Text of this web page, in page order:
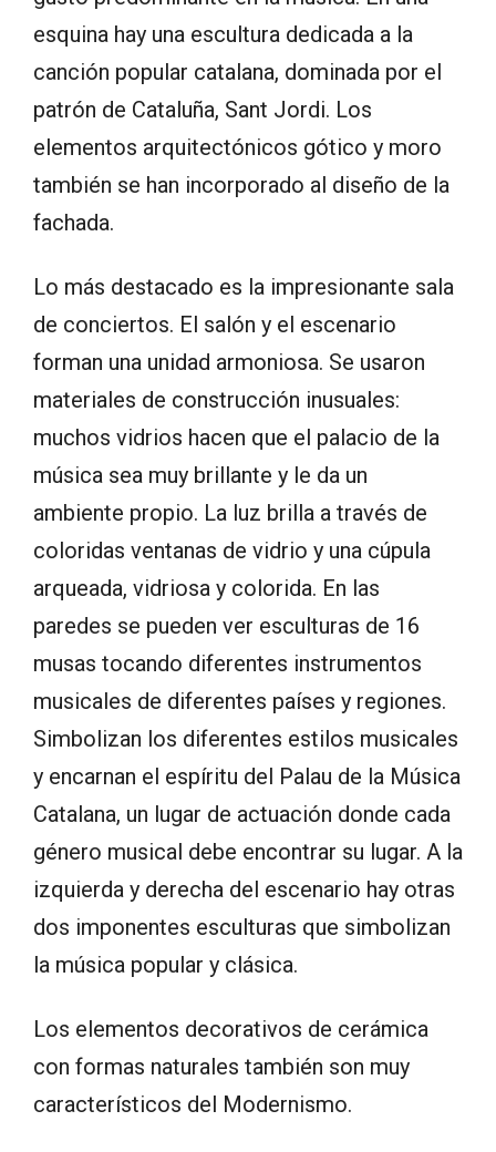
esquina hay una escultura dedicada a la
canción popular catalana, dominada por el
patrón de Cataluña, Sant Jordi. Los
elementos arquitectónicos gótico y moro
también se han incorporado al diseño de la
fachada.
Lo más destacado es la impresionante sala
de conciertos. El salón y el escenario
forman una unidad armoniosa. Se usaron
materiales de construcción inusuales:
muchos vidrios hacen que el palacio de la
música sea muy brillante y le da un
ambiente propio. La luz brilla a través de
coloridas ventanas de vidrio y una cúpula
arqueada, vidriosa y colorida. En las
paredes se pueden ver esculturas de 16
musas tocando diferentes instrumentos
musicales de diferentes países y regiones.
Simbolizan los diferentes estilos musicales
y encarnan el espíritu del Palau de la Música
Catalana, un lugar de actuación donde cada
género musical debe encontrar su lugar. A la
izquierda y derecha del escenario hay otras
dos imponentes esculturas que simbolizan
la música popular y clásica.
Los elementos decorativos de cerámica
con formas naturales también son muy
característicos del Modernismo.